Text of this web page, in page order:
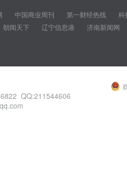
中国商业周刊 第一财经热线
科
朝闻天下 辽宁信息港
济南新闻网
QQ:211544606